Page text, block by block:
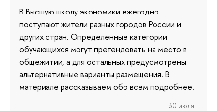
В Высшую школу экономики ежегодно
поступают жители разных городов России и
других стран. Определенные категории
обучающихся могут претендовать на место в
общежитии, а для остальных предусмотрены
альтернативные варианты размещения. В
материале рассказываем обо всем подробнее.
30 июля